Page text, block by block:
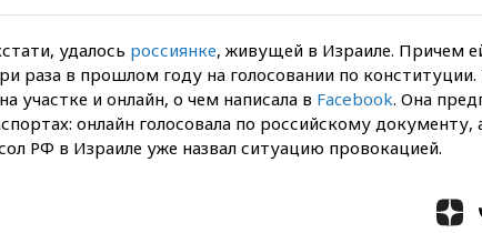
огня США и Ирана
вчера, 22:15Три
получили ножевые
при нападении в
вчера, 22:00Путин
удалось россиянке, живущей в Израиле. Причем
раза в прошлом году на голосовании по конституции.
участке и онлайн, о чем написала в Facebook. Она
онлайн голосовала по российскому документу,
РФ в Израиле уже назвал ситуацию провокацией.